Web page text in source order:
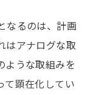
なるのは、計画
はアナログな取
ような取組みを
て顕在化してい